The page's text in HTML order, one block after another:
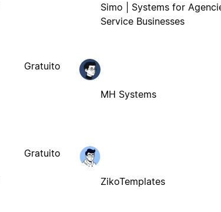
Simo | Systems for
Service Businesses
Gratuito
MH Systems
Gratuito
ZikoTemplates